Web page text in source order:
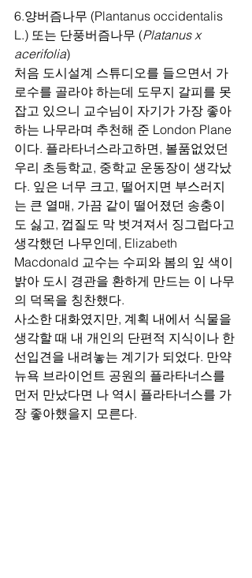
6.양버즘나무 (Plantanus occidentalis
L.) 또는 단풍버즘나무 (Platanus x
acerifolia)
처음 도시설계 스튜디오를 들으면서 가
로수를 골라야 하는데 도무지 갈피를 못
잡고 있으니 교수님이 자기가 가장 좋아
하는 나무라며 추천해 준 London Plane
이다. 플라타너스라고하면, 볼품없었던
우리 초등학교, 중학교 운동장이 생각났
다. 잎은 너무 크고, 떨어지면 부스러지
는 큰 열매, 가끔 같이 떨어졌던 송충이
도 싫고, 껍질도 막 벗겨져서 징그럽다고
생각했던 나무인데, Elizabeth
Macdonald 교수는 수피와 봄의 잎 색이
밝아 도시 경관을 환하게 만드는 이 나무
의 덕목을 칭찬했다.
사소한 대화였지만, 계획 내에서 식물을
생각할 때 내 개인의 단편적 지식이나 한
선입견을 내려놓는 계기가 되었다. 만약
뉴욕 브라이언트 공원의 플라타너스를
먼저 만났다면 나 역시 플라타너스를 가
장 좋아했을지 모른다.